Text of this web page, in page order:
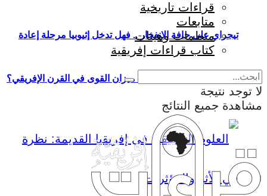
تيجراي على حافة الانفجار .. فهل تدخل إثيوبيا مرحلة إعادة
إنتاج الحرب وإعادة تشكيل ميزان القوى في القرن الإفريقي؟
قراءات تاريخية
متابعات
منظمات وهيئات
كتاب قراءات إفريقية
لا توجد نتيجة
مشاهدة جميع النتائج